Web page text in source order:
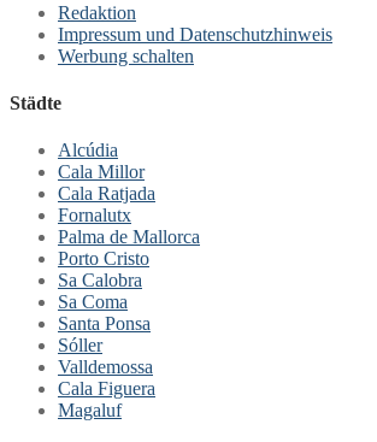
Redaktion
Impressum und Datenschutzhinweis
Werbung schalten
Städte
Alcúdia
Cala Millor
Cala Ratjada
Fornalutx
Palma de Mallorca
Porto Cristo
Sa Calobra
Sa Coma
Santa Ponsa
Sóller
Valldemossa
Cala Figuera
Magaluf